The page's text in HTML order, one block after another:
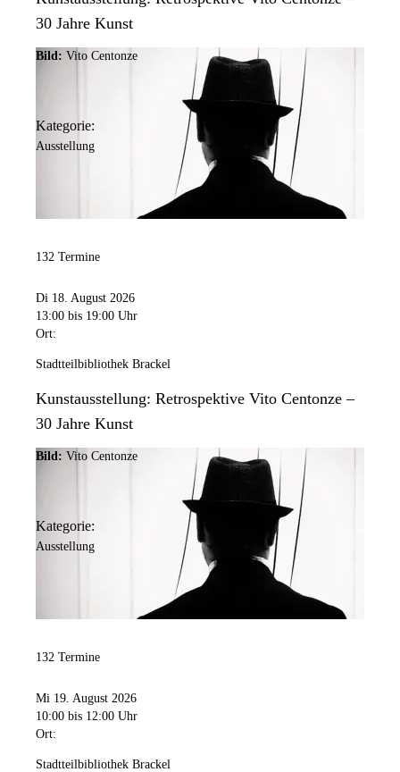
30 Jahre Kunst
Bild: Vito Centonze
Kategorie:
Ausstellung
132 Termine
Di 18. August 2026
13:00 bis 19:00 Uhr
Ort:
Stadtteilbibliothek Brackel
Kunstausstellung: Retrospektive Vito Centonze –
30 Jahre Kunst
Bild: Vito Centonze
Kategorie:
Ausstellung
132 Termine
Mi 19. August 2026
10:00 bis 12:00 Uhr
Ort:
Stadtteilbibliothek Brackel